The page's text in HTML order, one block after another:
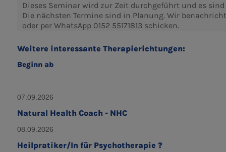
Dieses Seminar wird zur Zeit durchgeführt und es sind
Die nächsten Termine sind in Planung. Wir
oder per WhatsApp 0152 55171813 schicken.
Weitere interessante Therapierichtungen:
Beginn ab
07.09.2026
Natural Health Coach - NHC
08.09.2026
Heilpratiker/In für Psychotherapie ?